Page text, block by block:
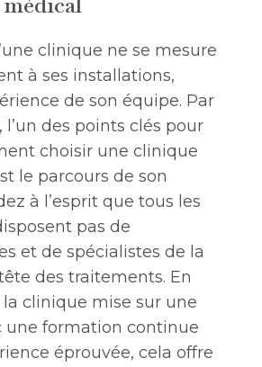
clinique ne se mesure
à ses installations,
de son équipe. Par
des points clés pour
choisir une clinique
le parcours de son
à l’esprit que tous les
pas de
et de spécialistes de la
des traitements. En
la clinique mise sur une
une formation continue
éprouvée, cela offre